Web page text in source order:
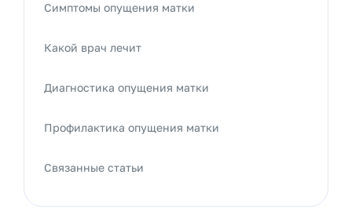
Симптомы опущения матки
Какой врач лечит
Диагностика опущения матки
Профилактика опущения матки
Связанные статьи